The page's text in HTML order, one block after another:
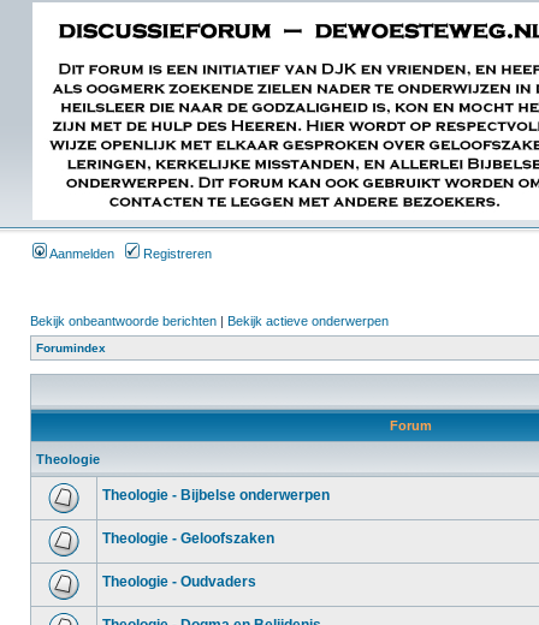
Aanmelden Registreren
Bekijk onbeantwoorde berichten | Bekijk actieve onderwerpen
Forumindex
Forum
Theologie
Theologie - Bijbelse onderwerpen
Theologie - Geloofszaken
Theologie - Oudvaders